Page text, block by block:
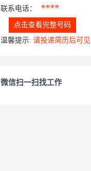
联系电话： ****
点击查看完整号码
温馨提示: 请投递简历后可见
微信扫一扫找工作